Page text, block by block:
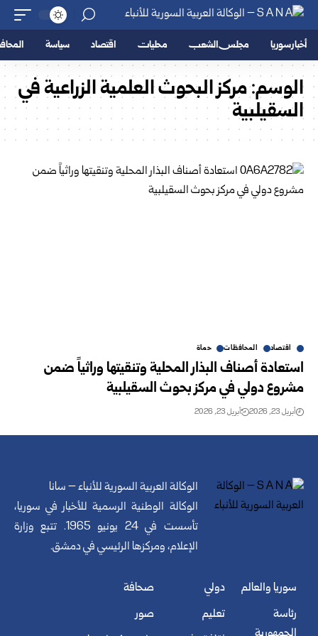
أخبار سوريا مجلس الشعب محليات اقتصاد سياسة
الوسم:مركز البحوث العلمية الزراعية في
السقيلبية
اقتصاد المحافظات حماة
استعادة أصناف البذار المحلية وتنقيتها وراثياً ضمن
مشروع دولي في مركز بحوث السقيلبية
أبريل 23, 2026 أبريل 23, 2026
الوكالة العربية السورية للأنباء – سانا
الوكالة الوطنية الرسمية للأخبار في سوريا،
تأسست في 24 يونيو 1965. تتبع وزارة
الإعلام، ومركزها الرئيسي في دمشق.
سوريا والعالم
رئاسة
دولي
تعليم
صحافة
صور